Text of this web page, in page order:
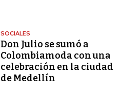
SOCIALES
Don Julio se sumó a
Colombiamoda con una
celebración en la ciudad
de Medellín